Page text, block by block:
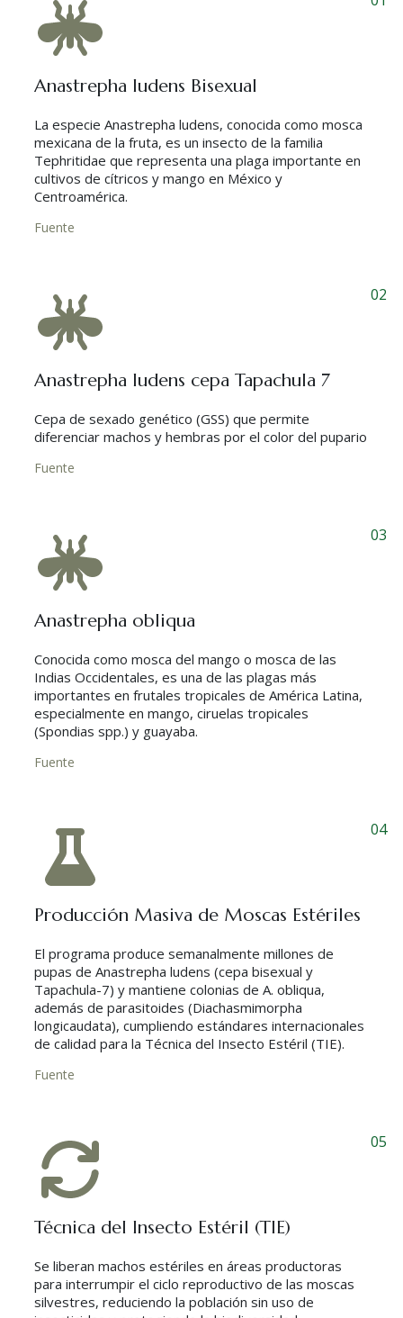
Anastrepha ludens Bisexual
La especie Anastrepha ludens, conocida como mosca
mexicana de la fruta, es un insecto de la familia
Tephritidae que representa una plaga importante en
cultivos de cítricos y mango en México y
Centroamérica.
Fuente
02
Anastrepha ludens cepa Tapachula 7
Cepa de sexado genético (GSS) que permite
diferenciar machos y hembras por el color del pupario
Fuente
03
Anastrepha obliqua
Conocida como mosca del mango o mosca de las
Indias Occidentales, es una de las plagas más
importantes en frutales tropicales de América Latina,
especialmente en mango, ciruelas tropicales
(Spondias spp.) y guayaba.
Fuente
04
Producción Masiva de Moscas Estériles
El programa produce semanalmente millones de
pupas de Anastrepha ludens (cepa bisexual y
Tapachula-7) y mantiene colonias de A. obliqua,
además de parasitoides (Diachasmimorpha
longicaudata), cumpliendo estándares internacionales
de calidad para la Técnica del Insecto Estéril (TIE).
Fuente
05
Técnica del Insecto Estéril (TIE)
Se liberan machos estériles en áreas productoras
para interrumpir el ciclo reproductivo de las moscas
silvestres, reduciendo la población sin uso de